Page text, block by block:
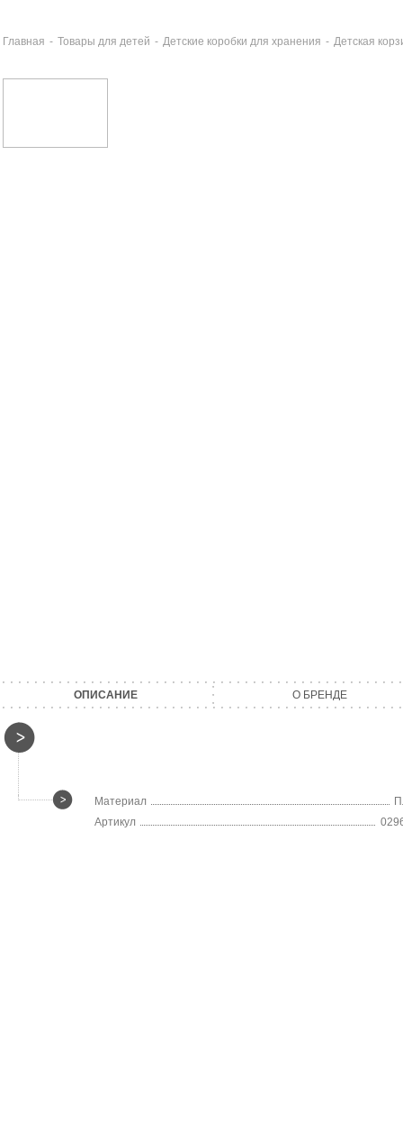
Главная - Товары для детей - Детские коробки для хранения - Детская
ОПИСАНИЕ О БРЕНДЕ
Материал
Артикул